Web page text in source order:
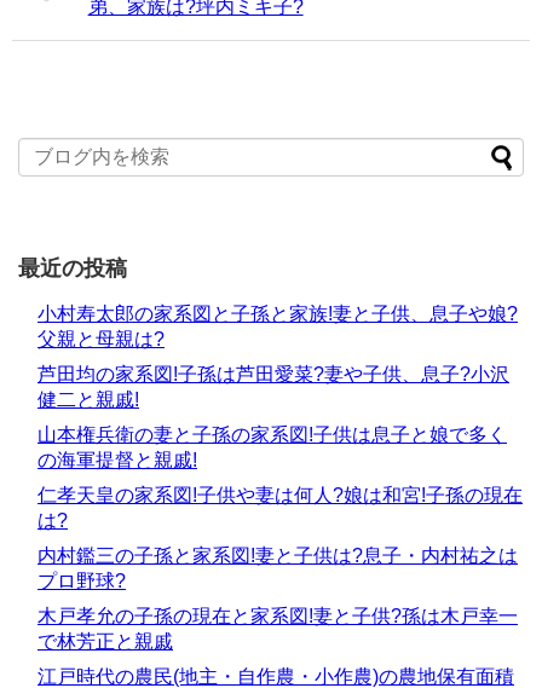
弟、家族は?坪内ミキ子?
最近の投稿
小村寿太郎の家系図と子孫と家族!妻と子供、息子や娘?
父親と母親は?
芦田均の家系図!子孫は芦田愛菜?妻や子供、息子?小沢
健二と親戚!
山本権兵衛の妻と子孫の家系図!子供は息子と娘で多く
の海軍提督と親戚!
仁孝天皇の家系図!子供や妻は何人?娘は和宮!子孫の現在
は?
内村鑑三の子孫と家系図!妻と子供は?息子・内村祐之は
プロ野球?
木戸孝允の子孫の現在と家系図!妻と子供?孫は木戸幸一
で林芳正と親戚
江戸時代の農民(地主・自作農・小作農)の農地保有面積